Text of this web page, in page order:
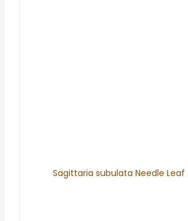
Sagittaria subulata Needle Leaf